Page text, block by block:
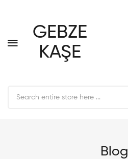
GEBZE
KAŞE
Blog